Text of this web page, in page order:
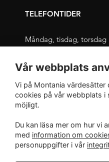
TELEFONTIDER
Måndag, tisdag, torsdag
Onsdag, fredag
09.00 – 12.00 och 13.00
INTEGRITET
Integritetspolicy
Vår webbplats
Vi på Montania
cookies på vår webbplats i
möjligt.
Du kan läsa mer om hur vi
med information om
personuppgifter i vår